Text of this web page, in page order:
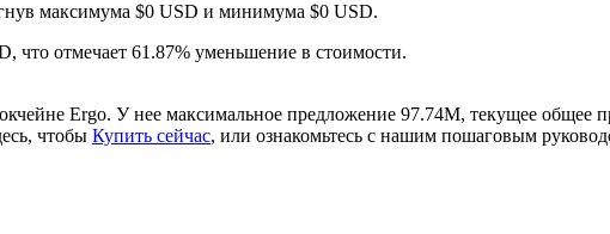
максимума $0 USD и минимума $0 USD.
что отмечает 61.87% уменьшение в стоимости.
Ergo. У нее максимальное предложение 97.74M, текущее
чтобы Купить сейчас, или ознакомьтесь с нашим пошаговым